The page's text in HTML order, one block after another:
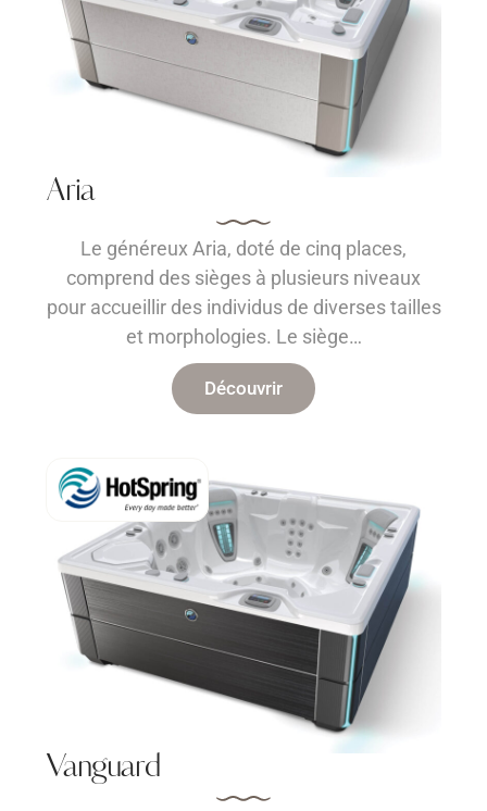
Aria
Le généreux Aria, doté de cinq places,
comprend des sièges à plusieurs niveaux
pour accueillir des individus de diverses tailles
et morphologies. Le siège…
Découvrir
Vanguard